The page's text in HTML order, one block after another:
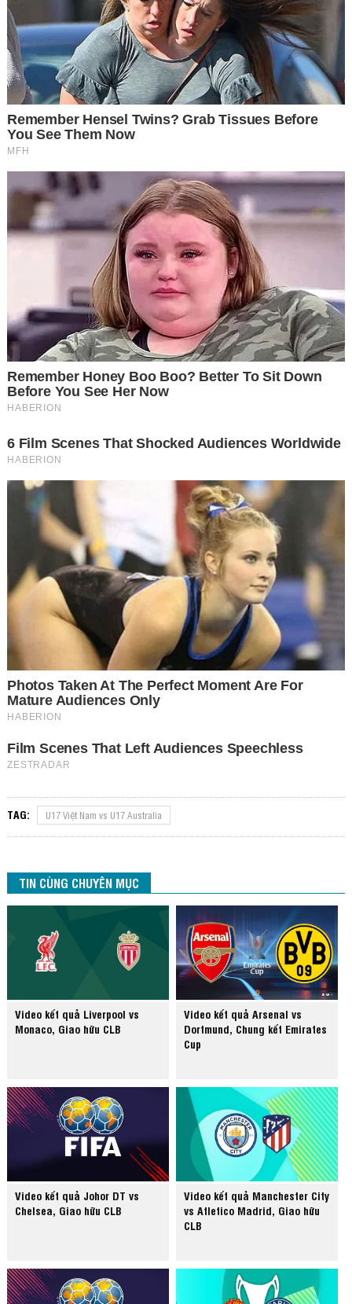
TAG: U17 Việt Nam vs U17 Australia
TIN CÙNG CHUYÊN MỤC
Video kết quả Liverpool vs
Monaco, Giao hữu CLB
Video kết quả Arsenal vs
Dortmund, Chung kết Emirates
Cup
Video kết quả Johor DT vs
Chelsea, Giao hữu CLB
Video kết quả Manchester City
vs Atletico Madrid, Giao hữu
CLB